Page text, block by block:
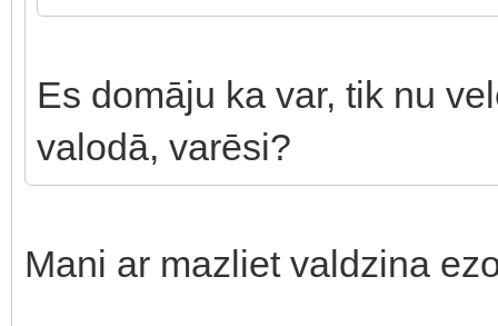
Es domāju ka var, tik nu
valodā, varēsi?
Mani ar mazliet valdzina